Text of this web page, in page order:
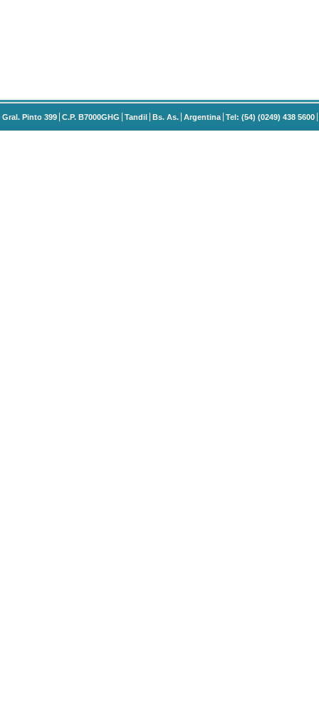
Gral. Pinto 399 C.P. B7000GHG Tandil Bs. As. Argentina Tel: (54) (0249) 438 5600